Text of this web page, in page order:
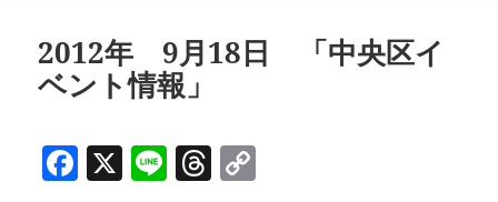
o
o
k
s n
k
2012年 9月18日 「中央区イ
ベント情報」
F X Li T